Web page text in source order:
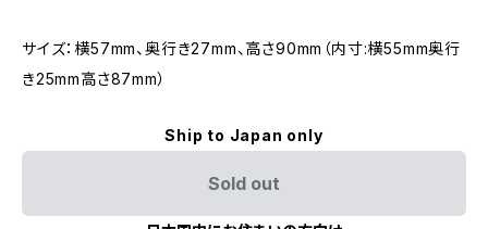
サイズ：横57mm、奥行き27mm、高さ90mm（内寸:横55mm奥行
き25mm高さ87mm）
Ship to Japan only
Sold out